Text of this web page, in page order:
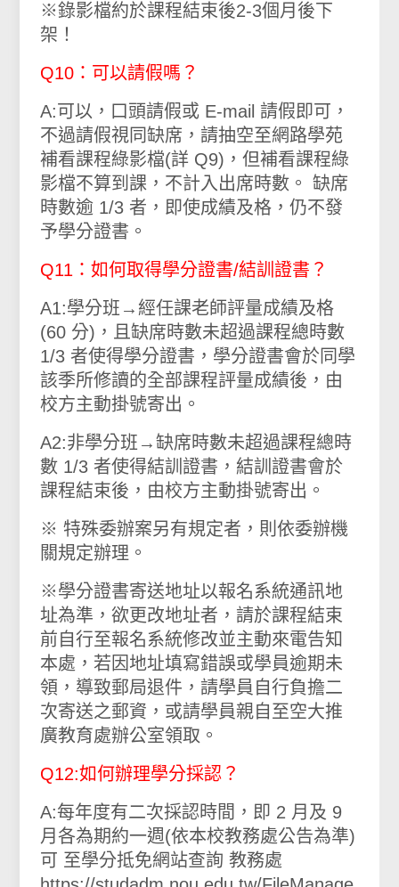
※錄影檔約於課程結束後2-3個月後下
架！
Q10：可以請假嗎？
A:可以，口頭請假或 E-mail 請假即可，
不過請假視同缺席，請抽空至網路學苑
補看課程綠影檔(詳 Q9)，但補看課程綠
影檔不算到課，不計入出席時數。 缺席
時數逾 1/3 者，即使成績及格，仍不發
予學分證書。
Q11：如何取得學分證書/結訓證書？
A1:學分班→經任課老師評量成績及格
(60 分)，且缺席時數未超過課程總時數
1/3 者使得學分證書，學分證書會於同學
該季所修讀的全部課程評量成績後，由
校方主動掛號寄出。
A2:非學分班→缺席時數未超過課程總時
數 1/3 者使得結訓證書，結訓證書會於
課程結束後，由校方主動掛號寄出。
※ 特殊委辦案另有規定者，則依委辦機
關規定辦理。
※學分證書寄送地址以報名系統通訊地
址為準，欲更改地址者，請於課程結束
前自行至報名系統修改並主動來電告知
本處，若因地址填寫錯誤或學員逾期未
領，導致郵局退件，請學員自行負擔二
次寄送之郵資，或請學員親自至空大推
廣教育處辦公室領取。
Q12:如何辦理學分採認？
A:每年度有二次採認時間，即 2 月及 9
月各為期約一週(依本校教務處公告為準)
可 至學分抵免網站查詢 教務處